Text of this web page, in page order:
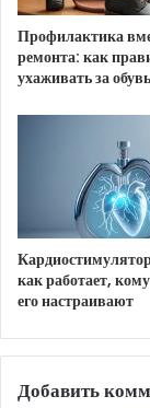
BB-код для
Ссылка на
Улыбок и
Профилактика
ремонта: как
ухаживать за
как работает,
его настраивают
Добавить